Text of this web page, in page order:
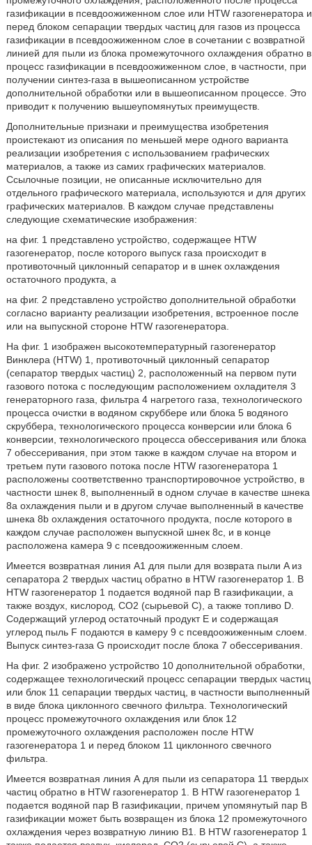
газификации в псевдоожиженном слое или HTW газогенератора и
перед блоком сепарации твердых частиц для газов из процесса
газификации в псевдоожиженном слое в сочетании с возвратной
линией для пыли из блока промежуточного охлаждения обратно в
процесс газификации в псевдоожиженном слое, в частности, при
получении синтез-газа в вышеописанном устройстве
дополнительной обработки или в вышеописанном процессе. Это
приводит к получению вышеупомянутых преимуществ.
Дополнительные признаки и преимущества изобретения
проистекают из описания по меньшей мере одного варианта
реализации изобретения с использованием графических
материалов, а также из самих графических материалов.
Ссылочные позиции, не описанные исключительно для
отдельного графического материала, используются и для других
графических материалов. В каждом случае представлены
следующие схематические изображения:
на фиг. 1 представлено устройство, содержащее HTW
газогенератор, после которого выпуск газа происходит в
противоточный циклонный сепаратор и в шнек охлаждения
остаточного продукта, а
на фиг. 2 представлено устройство дополнительной обработки
согласно варианту реализации изобретения, встроенное после
или на выпускной стороне HTW газогенератора.
На фиг. 1 изображен высокотемпературный газогенератор
Винклера (HTW) 1, противоточный циклонный сепаратор
(сепаратор твердых частиц) 2, расположенный на первом пути
газового потока с последующим расположением охладителя 3
генераторного газа, фильтра 4 нагретого газа, технологического
процесса очистки в водяном скруббере или блока 5 водяного
скруббера, технологического процесса конверсии или блока 6
конверсии, технологического процесса обессеривания или блока
7 обессеривания, при этом также в каждом случае на втором и
третьем пути газового потока после HTW газогенератора 1
расположены соответственно транспортировочное устройство, в
частности шнек 8, выполненный в одном случае в качестве шнека
8а охлаждения пыли и в другом случае выполненный в качестве
шнека 8b охлаждения остаточного продукта, после которого в
каждом случае расположен выпускной шнек 8с, и в конце
расположена камера 9 с псевдоожиженным слоем.
Имеется возвратная линия А1 для пыли для возврата пыли A из
сепаратора 2 твердых частиц обратно в HTW газогенератор 1. В
HTW газогенератор 1 подается водяной пар В газификации, а
также воздух, кислород, СО2 (сырьевой С), а также топливо D.
Содержащий углерод остаточный продукт E и содержащая
углерод пыль F подаются в камеру 9 с псевдоожиженным слоем.
Выпуск синтез-газа G происходит после блока 7 обессеривания.
На фиг. 2 изображено устройство 10 дополнительной обработки,
содержащее технологический процесс сепарации твердых частиц
или блок 11 сепарации твердых частиц, в частности выполненный
в виде блока циклонного свечного фильтра. Технологический
процесс промежуточного охлаждения или блок 12
промежуточного охлаждения расположен после HTW
газогенератора 1 и перед блоком 11 циклонного свечного
фильтра.
Имеется возвратная линия А для пыли из сепаратора 11 твердых
частиц обратно в HTW газогенератор 1. В HTW газогенератор 1
подается водяной пар В газификации, причем упомянутый пар В
газификации может быть возвращен из блока 12 промежуточного
охлаждения через возвратную линию В1. В HTW газогенератор 1